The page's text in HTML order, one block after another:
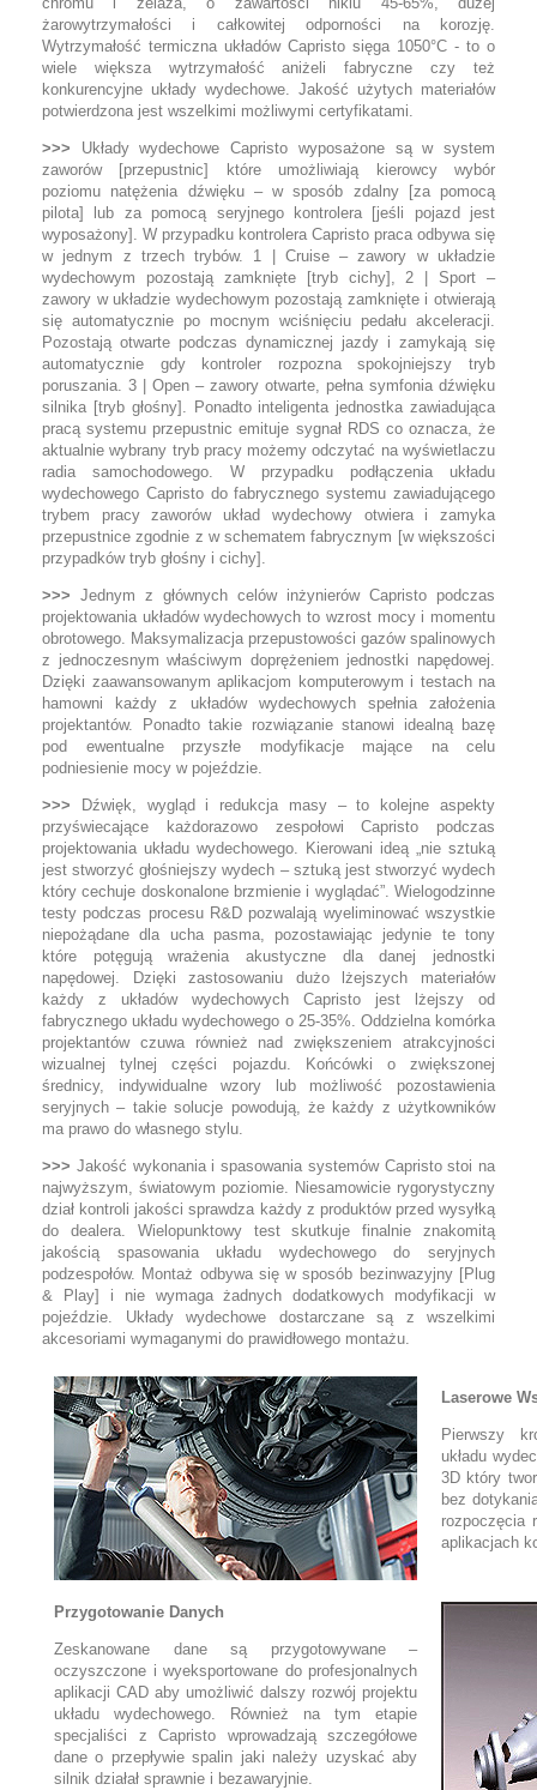
żarowytrzymałości i całkowitej odporności na korozję.
Wytrzymałość termiczna układów Capristo sięga 1050°C - to o
wiele większa wytrzymałość aniżeli fabryczne czy też
konkurencyjne układy wydechowe. Jakość użytych materiałów
potwierdzona jest wszelkimi możliwymi certyfikatami.
>>> Układy wydechowe Capristo wyposażone są w system
zaworów [przepustnic] które umożliwiają kierowcy wybór
poziomu natężenia dźwięku – w sposób zdalny [za pomocą
pilota] lub za pomocą seryjnego kontrolera [jeśli pojazd jest
wyposażony]. W przypadku kontrolera Capristo praca odbywa się
w jednym z trzech trybów. 1 | Cruise – zawory w układzie
wydechowym pozostają zamknięte [tryb cichy], 2 | Sport –
zawory w układzie wydechowym pozostają zamknięte i otwierają
się automatycznie po mocnym wciśnięciu pedału akceleracji.
Pozostają otwarte podczas dynamicznej jazdy i zamykają się
automatycznie gdy kontroler rozpozna spokojniejszy tryb
poruszania. 3 | Open – zawory otwarte, pełna symfonia dźwięku
silnika [tryb głośny]. Ponadto inteligenta jednostka zawiadująca
pracą systemu przepustnic emituje sygnał RDS co oznacza, że
aktualnie wybrany tryb pracy możemy odczytać na wyświetlaczu
radia samochodowego. W przypadku podłączenia układu
wydechowego Capristo do fabrycznego systemu zawiadującego
trybem pracy zaworów układ wydechowy otwiera i zamyka
przepustnice zgodnie z w schematem fabrycznym [w większości
przypadków tryb głośny i cichy].
>>> Jednym z głównych celów inżynierów Capristo podczas
projektowania układów wydechowych to wzrost mocy i momentu
obrotowego. Maksymalizacja przepustowości gazów spalinowych
z jednoczesnym właściwym doprężeniem jednostki napędowej.
Dzięki zaawansowanym aplikacjom komputerowym i testach na
hamowni każdy z układów wydechowych spełnia założenia
projektantów. Ponadto takie rozwiązanie stanowi idealną bazę
pod ewentualne przyszłe modyfikacje mające na celu
podniesienie mocy w pojeździe.
>>> Dźwięk, wygląd i redukcja masy – to kolejne aspekty
przyświecające każdorazowo zespołowi Capristo podczas
projektowania układu wydechowego. Kierowani ideą „nie sztuką
jest stworzyć głośniejszy wydech – sztuką jest stworzyć wydech
który cechuje doskonalone brzmienie i wyglądać”. Wielogodzinne
testy podczas procesu R&D pozwalają wyeliminować wszystkie
niepożądane dla ucha pasma, pozostawiając jedynie te tony
które potęgują wrażenia akustyczne dla danej jednostki
napędowej. Dzięki zastosowaniu dużo lżejszych materiałów
każdy z układów wydechowych Capristo jest lżejszy od
fabrycznego układu wydechowego o 25-35%. Oddzielna komórka
projektantów czuwa również nad zwiększeniem atrakcyjności
wizualnej tylnej części pojazdu. Końcówki o zwiększonej
średnicy, indywidualne wzory lub możliwość pozostawienia
seryjnych – takie solucje powodują, że każdy z użytkowników
ma prawo do własnego stylu.
>>> Jakość wykonania i spasowania systemów Capristo stoi na
najwyższym, światowym poziomie. Niesamowicie rygorystyczny
dział kontroli jakości sprawdza każdy z produktów przed wysyłką
do dealera. Wielopunktowy test skutkuje finalnie znakomitą
jakością spasowania układu wydechowego do seryjnych
podzespołów. Montaż odbywa się w sposób bezinwazyjny [Plug
& Play] i nie wymaga żadnych dodatkowych modyfikacji w
pojeździe. Układy wydechowe dostarczane są z wszelkimi
akcesoriami wymaganymi do prawidłowego montażu.
Laserowe
Pierwszy
układu
3D który
bez
rozpoczęcia
aplikacjach
Przygotowanie Danych
Zeskanowane dane są przygotowywane –
oczyszczone i wyeksportowane do profesjonalnych
aplikacji CAD aby umożliwić dalszy rozwój projektu
układu wydechowego. Również na tym etapie
specjaliści z Capristo wprowadzają szczegółowe
dane o przepływie spalin jaki należy uzyskać aby
silnik działał sprawnie i bezawaryjnie.